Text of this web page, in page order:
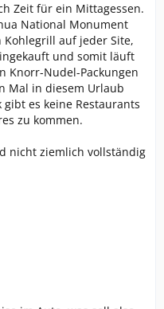
Zeit für ein Mittagessen.
National Monument
auf jeder Site,
und somit läuft
Knorr-Nudel-Packungen
Mal in diesem Urlaub
es keine Restaurants
zu kommen.
nicht ziemlich vollständig